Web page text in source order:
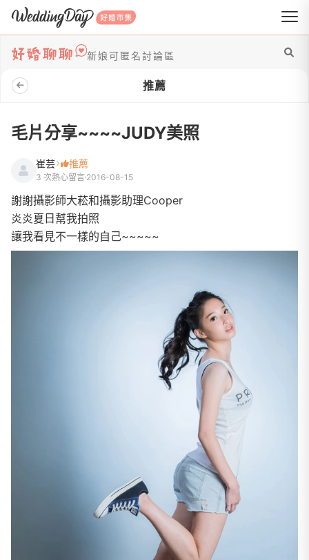
WeddingDay 好婚市集
新娘可匿名討論區
推薦
毛片分享~~~~JUDY美照
崔芸 推薦
3 次熱心留言 2016-08-15
謝謝攝影師大菘和攝影助理Cooper
炎炎夏日幫我拍照
讓我看見不一樣的自己~~~~~